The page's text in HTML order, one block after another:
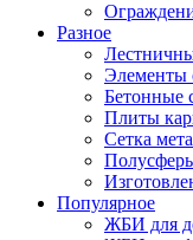
Разное
Элементы
Бетонные
Плиты
Сетка
Популярное
ЖБИ для